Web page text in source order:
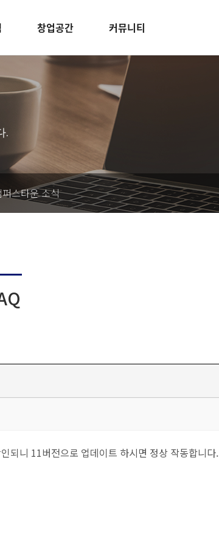
창업공간 커뮤니티
.
퍼스타운 소식
되니 11버전으로 업데이트 하시면 정상 작동합니다.